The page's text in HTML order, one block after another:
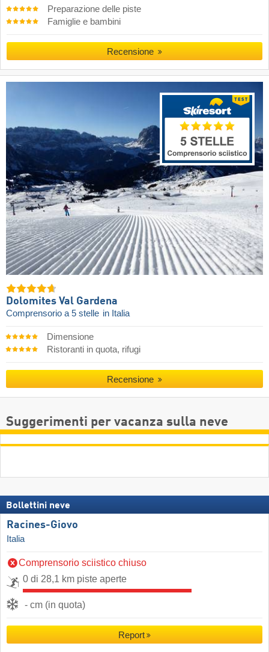
Preparazione delle piste
Famiglie e bambini
Recensione
Dolomites Val Gardena
Comprensorio a 5 stelle in Italia
Dimensione
Ristoranti in quota, rifugi
Recensione
Suggerimenti per vacanza sulla neve
Bollettini neve
Racines-Giovo
Italia
Comprensorio sciistico chiuso
0 di 28,1 km piste aperte
- cm (in quota)
Report